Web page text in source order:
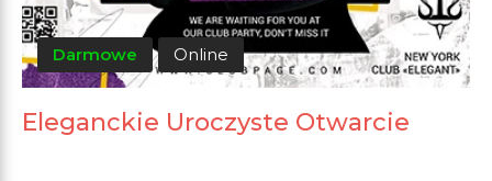
Darmowe Online
Eleganckie Uroczyste Otwarcie